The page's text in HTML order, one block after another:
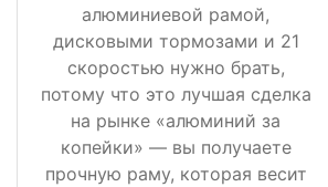
алюминиевой рамой,
дисковыми тормозами и 21
скоростью нужно брать,
потому что это лучшая сделка
на рынке «алюминий за
копейки» — вы получаете
прочную раму, которая весит